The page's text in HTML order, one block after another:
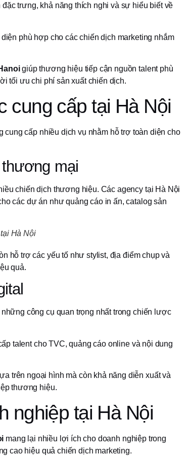
trưng, khả năng thích nghi và sự hiểu biết về
phù hợp cho các chiến dịch marketing nhắm
giúp thương hiệu tiếp cận nguồn talent phù
tối ưu chi phí sản xuất chiến dịch.
cung cấp tại Hà Nội
cung cấp nhiều dịch vụ nhằm hỗ trợ toàn diện cho
mại
chiến dịch thương hiệu. Các agency tại Hà Nội
các dự án như quảng cáo in ấn, catalog sản
Hà Nội
hỗ trợ các yếu tố như stylist, địa điểm chụp và
quả.
công cụ quan trọng nhất trong chiến lược
talent cho TVC, quảng cáo online và nội dung
trên ngoại hình mà còn khả năng diễn xuất và
thương hiệu.
nghiệp tại Hà Nội
mang lại nhiều lợi ích cho doanh nghiệp trong
cao hiệu quả chiến dịch marketing.